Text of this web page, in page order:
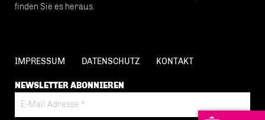
finden Sie es heraus.
IMPRESSUM DATENSCHUTZ KONTAKT
NEWSLETTER ABONNIEREN